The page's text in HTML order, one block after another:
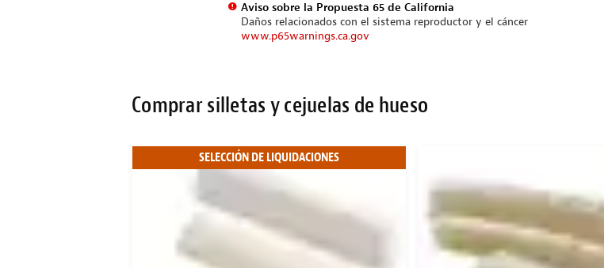
Aviso sobre la Propuesta 65 de California
Daños relacionados con el sistema reproductor y el cáncer
www.p65warnings.ca.gov
Comprar silletas y cejuelas de hueso
SELECCIÓN DE LIQUIDACIONES